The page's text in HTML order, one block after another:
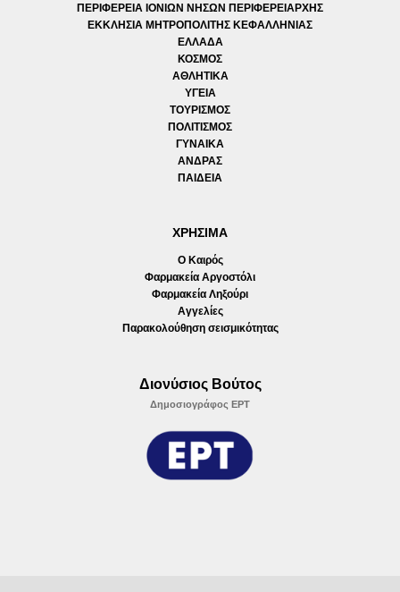
ΠΕΡΙΦΕΡΕΙΑ ΙΟΝΙΩΝ ΝΗΣΩΝ ΠΕΡΙΦΕΡΕΙΑΡΧΗΣ
ΕΚΚΛΗΣΙΑ ΜΗΤΡΟΠΟΛΙΤΗΣ ΚΕΦΑΛΛΗΝΙΑΣ
ΕΛΛΑΔΑ
ΚΟΣΜΟΣ
ΑΘΛΗΤΙΚΑ
ΥΓΕΙΑ
ΤΟΥΡΙΣΜΟΣ
ΠΟΛΙΤΙΣΜΟΣ
ΓΥΝΑΙΚΑ
ΑΝΔΡΑΣ
ΠΑΙΔΕΙΑ
ΧΡΗΣΙΜΑ
Ο Καιρός
Φαρμακεία Αργοστόλι
Φαρμακεία Ληξούρι
Αγγελίες
Παρακολούθηση σεισμικότητας
Διονύσιος Βούτος
Δημοσιογράφος ΕΡΤ